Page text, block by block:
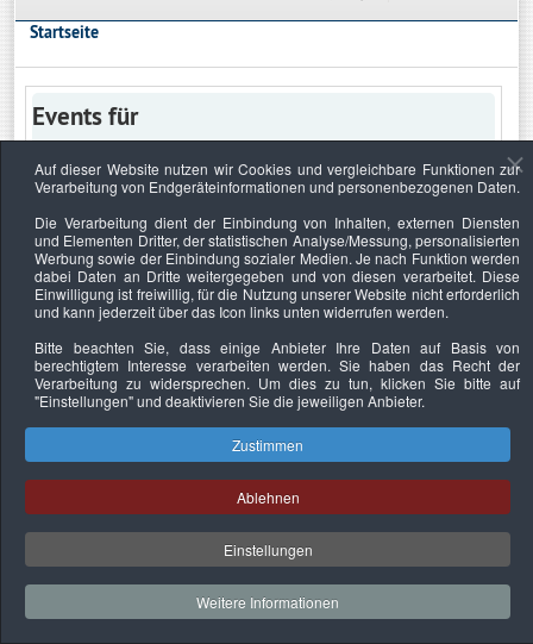
Startseite
Events für
Keine Termine
Datenschutzerklärung Urheberrechtsnachweise Nachhaltigkeit
Copyright © 2026. Bundesverband Deutscher
Sachverständiger und Fachgutachter e.V..
Auf dieser Website nutzen wir Cookies und vergleichbare Funktionen zur
Verarbeitung von Endgeräteinformationen und personenbezogenen Daten.
Die Verarbeitung dient der Einbindung von Inhalten, externen Diensten
und Elementen Dritter, der statistischen Analyse/Messung, personalisierten
Werbung sowie der Einbindung sozialer Medien. Je nach Funktion werden
dabei Daten an Dritte weitergegeben und von diesen verarbeitet. Diese
Einwilligung ist freiwillig, für die Nutzung unserer Website nicht erforderlich
und kann jederzeit über das Icon links unten widerrufen werden.
Bitte beachten Sie, dass einige Anbieter Ihre Daten auf Basis von
berechtigtem Interesse verarbeiten werden. Sie haben das Recht der
Verarbeitung zu widersprechen. Um dies zu tun, klicken Sie bitte auf
"Einstellungen"und deaktivieren Sie die jeweiligen Anbieter.
Zustimmen
Ablehnen
Einstellungen
Weitere Informationen